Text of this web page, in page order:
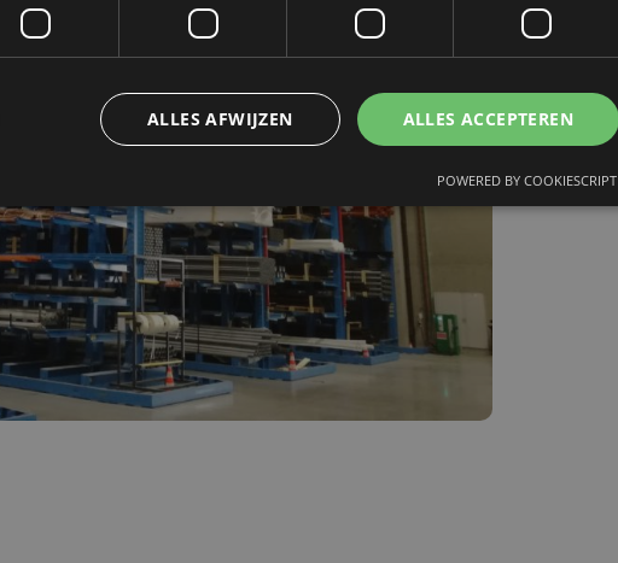
ALLES ACCEPTEREN
ALLES AFWIJZEN
POWERED BY COOKIESCRIPT